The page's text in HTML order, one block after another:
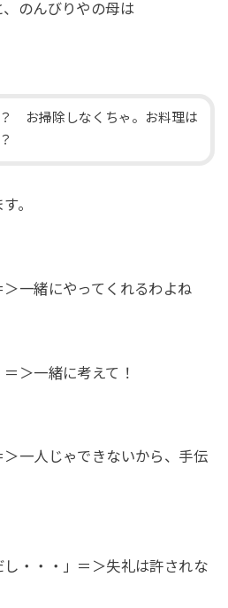
のんびりやの母は
お掃除しなくちゃ。お料理は
。
＞一緒にやってくれるわよね
＞一緒に考えて！
＞一人じゃできないから、手伝
し・・・」＝＞失礼は許されな